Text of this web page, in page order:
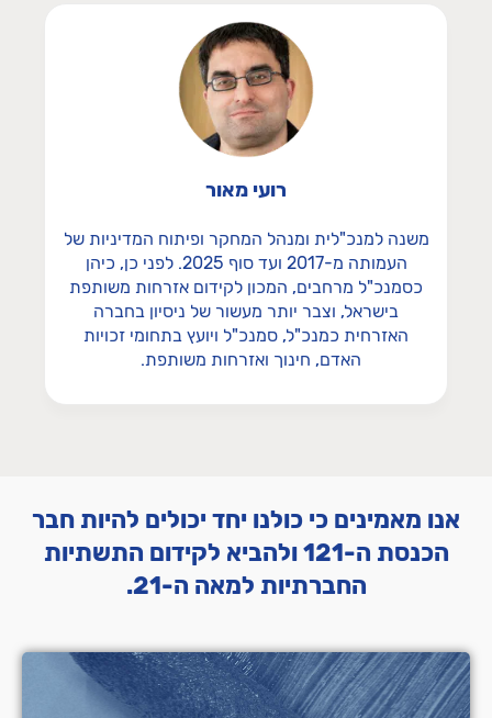
רועי מאור
משנה למנכ"לית ומנהל המחקר ופיתוח המדיניות של
העמותה מ-2017 ועד סוף 2025. לפני כן, כיהן
כסמנכ"ל מרחבים, המכון לקידום אזרחות משותפת
בישראל, וצבר יותר מעשור של ניסיון בחברה
האזרחית כמנכ"ל, סמנכ"ל ויועץ בתחומי זכויות
האדם, חינוך ואזרחות משותפת.
אנו מאמינים כי כולנו יחד יכולים להיות חבר
הכנסת ה-121 ולהביא לקידום התשתיות
החברתיות למאה ה-21.